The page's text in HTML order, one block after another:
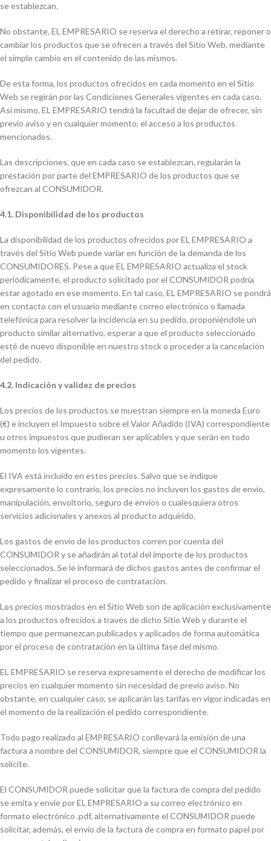
se establezcan.
No obstante, EL EMPRESARIO se reserva el derecho a retirar, reponer o
cambiar los productos que se ofrecen a través del Sitio Web, mediante
el simple cambio en el contenido de las mismos.
De esta forma, los productos ofrecidos en cada momento en el Sitio
Web se regirán por las Condiciones Generales vigentes en cada caso.
Así mismo, EL EMPRESARIO tendrá la facultad de dejar de ofrecer, sin
previo aviso y en cualquier momento, el acceso a los productos
mencionados.
Las descripciones, que en cada caso se establezcan, regularán la
prestación por parte del EMPRESARIO de los productos que se
ofrezcan al CONSUMIDOR.
4.1. Disponibilidad de los productos
La disponibilidad de los productos ofrecidos por EL EMPRESARIO a
través del Sitio Web puede variar en función de la demanda de los
CONSUMIDORES. Pese a que EL EMPRESARIO actualiza el stock
periódicamente, el producto solicitado por el CONSUMIDOR podría
estar agotado en ese momento. En tal caso, EL EMPRESARIO se pondrá
en contacto con el usuario mediante correo electrónico o llamada
telefónica para resolver la incidencia en su pedido, proponiéndole un
producto similar alternativo, esperar a que el producto seleccionado
esté de nuevo disponible en nuestro stock o proceder a la cancelación
del pedido.
4.2. Indicación y validez de precios
Los precios de los productos se muestran siempre en la moneda Euro
(€) e incluyen el Impuesto sobre el Valor Añadido (IVA) correspondiente
u otros impuestos que pudieran ser aplicables y que serán en todo
momento los vigentes.
El IVA está incluido en estos precios. Salvo que se indique
expresamente lo contrario, los precios no incluyen los gastos de envío,
manipulación, envoltorio, seguro de envíos o cualesquiera otros
servicios adicionales y anexos al producto adquirido.
Los gastos de envío de los productos corren por cuenta del
CONSUMIDOR y se añadirán al total del importe de los productos
seleccionados. Se le informará de dichos gastos antes de confirmar el
pedido y finalizar el proceso de contratación.
Los precios mostrados en el Sitio Web son de aplicación exclusivamente
a los productos ofrecidos a través de dicho Sitio Web y durante el
tiempo que permanezcan publicados y aplicados de forma automática
por el proceso de contratación en la última fase del mismo.
EL EMPRESARIO se reserva expresamente el derecho de modificar los
precios en cualquier momento sin necesidad de previo aviso. No
obstante, en cualquier caso, se aplicarán las tarifas en vigor indicadas en
el momento de la realización el pedido correspondiente.
Todo pago realizado al EMPRESARIO conllevará la emisión de una
factura a nombre del CONSUMIDOR, siempre que el CONSUMIDOR la
solicite.
El CONSUMIDOR puede solicitar que la factura de compra del pedido
se emita y envíe por EL EMPRESARIO a su correo electrónico en
formato electrónico .pdf, alternativamente el CONSUMIDOR puede
solicitar, además, el envío de la factura de compra en formato papel por